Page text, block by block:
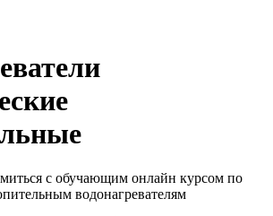
с обучающим онлайн курсом по
водонагревателям